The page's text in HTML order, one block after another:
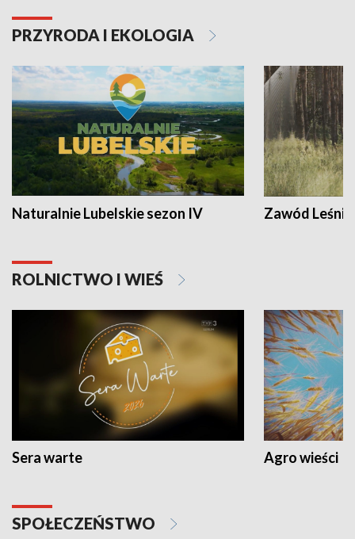
PRZYRODA I EKOLOGIA
Naturalnie Lubelskie sezon IV Zawód Leśnik
ROLNICTWO I WIEŚ
Sera warte Agro wieści
SPOŁECZEŃSTWO